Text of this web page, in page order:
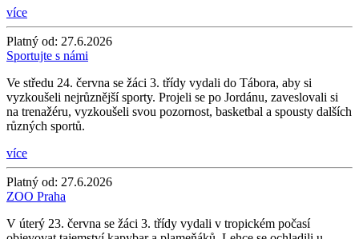
více
Platný od: 27.6.2026
Sportujte s námi
Ve středu 24. června se žáci 3. třídy vydali do Tábora, aby si
vyzkoušeli nejrůznější sporty. Projeli se po Jordánu, zaveslovali si
na trenažéru, vyzkoušeli svou pozornost, basketbal a spousty dalších
různých sportů.
více
Platný od: 27.6.2026
ZOO Praha
V úterý 23. června se žáci 3. třídy vydali v tropickém počasí